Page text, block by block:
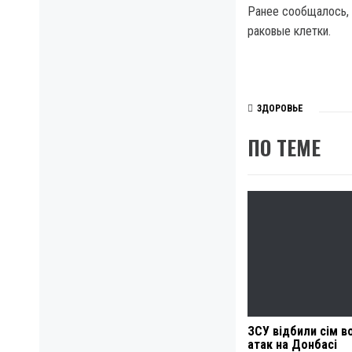
Ранее сообщалось,
раковые клетки.
ЗДОРОВЬЕ
ПО ТЕМЕ
ЗСУ відбили сім
атак на Донбасі